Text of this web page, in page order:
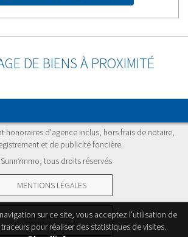
DE BIENS À PROXIMITÉ
honoraires d'agence inclus, hors frais de notaire,
et de publicité foncière.
SunnYmmo , tous droits réservés
MENTIONS LÉGALES
HONORAIRES DE
TRANSACTIONS
sur ce site, vous acceptez l'utilisation de
pour réaliser des statistiques de visites.